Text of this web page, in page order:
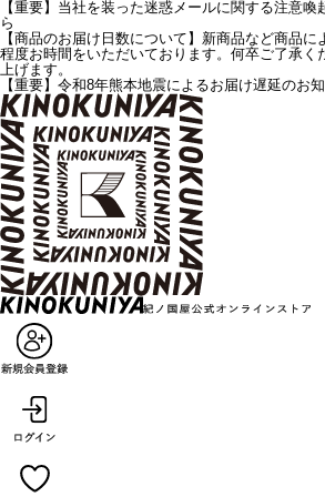
【重要】当社を装った迷惑メールに関する注意
ら
【商品のお届け日数について】新商品など商品に
程度お時間をいただいております。何卒ご了承く
上げます。
【重要】令和8年熊本地震によるお届け遅延のお